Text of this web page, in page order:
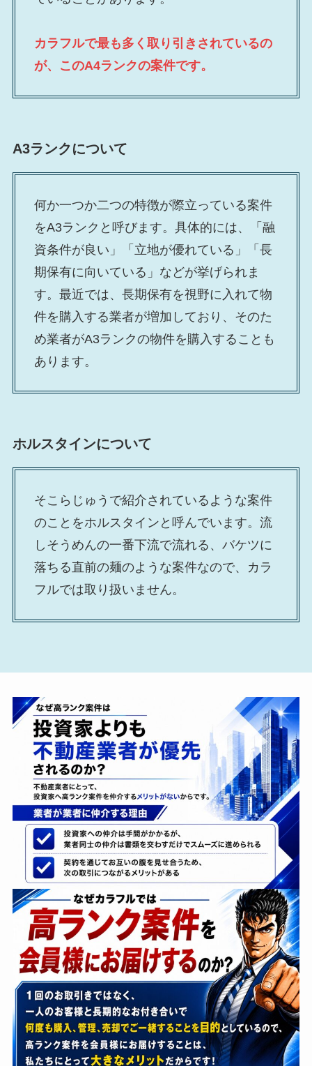
カラフルで最も多く取り引きされているの
が、このA4ランクの案件です。
A3ランクについて
何か一つか二つの特徴が際立っている案件
をA3ランクと呼びます。具体的には、「融
資条件が良い」「立地が優れている」「長
期保有に向いている」などが挙げられま
す。最近では、長期保有を視野に入れて物
件を購入する業者が増加しており、そのた
め業者がA3ランクの物件を購入することも
あります。
ホルスタインについて
そこらじゅうで紹介されているような案件
のことをホルスタインと呼んでいます。流
しそうめんの一番下流で流れる、バケツに
落ちる直前の麺のような案件なので、カラ
フルでは取り扱いません。